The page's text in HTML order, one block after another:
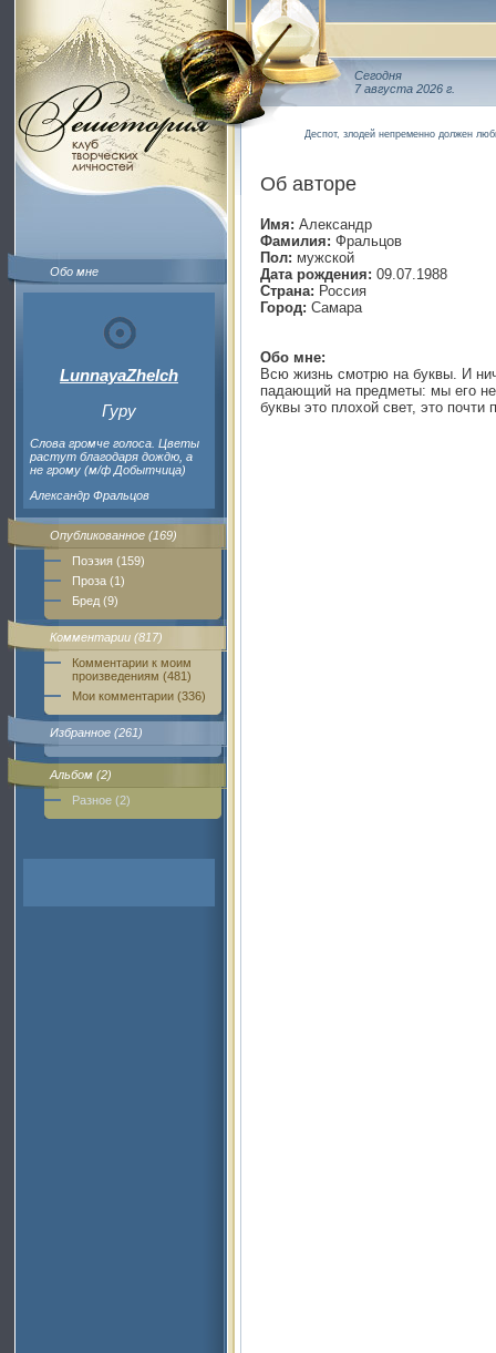
Обо мне
LunnayaZhelch
Гуру
Слова громче голоса. Цветы
растут благодаря дождю, а
не грому (м/ф Добытчица)
Александр Фральцов
Опубликованное (169)
Поэзия (159)
Проза (1)
Бред (9)
Комментарии (817)
Комментарии к моим
произведениям (481)
Мои комментарии (336)
Избранное (261)
Альбом (2)
Разное (2)
Сегодня
7 августа 2026 г.
Деспот, злодей непременно должен
Об авторе
Имя: Александр
Фамилия: Фральцов
Пол: мужской
Дата рождения: 09.07.1988
Страна: Россия
Город: Самара
Обо мне:
Всю жизнь смотрю на буквы. И
падающий на предметы: мы его
буквы это плохой свет, это почти